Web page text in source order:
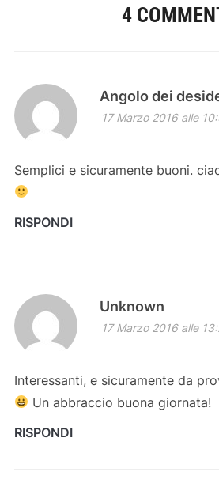
4
Angolo dei
17 Marzo 2016 alle
Semplici e sicuramente buoni.
RISPONDI
Unknown
17 Marzo 2016 alle
Interessanti, e sicuramente da
Un abbraccio buona giornata!
RISPONDI